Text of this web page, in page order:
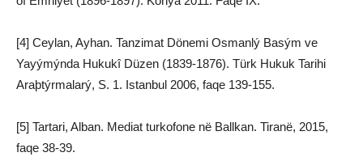
[4] Ceylan, Ayhan. Tanzimat Dönemi Osmanlý Basým ve
Yayýmýnda Hukukî Düzen (1839-1876). Türk Hukuk Tarihi
Araþtýrmalarý, S. 1. Istanbul 2006, faqe 139-155.
[5] Tartari, Alban. Mediat turkofone në Ballkan. Tiranë, 2015,
faqe 38-39.